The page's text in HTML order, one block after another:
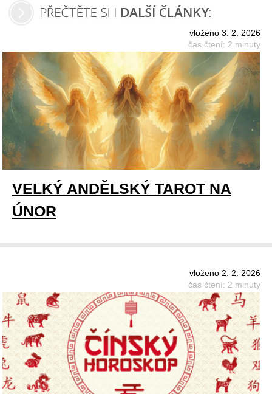
vloženo 3. 2. 2026
čas čtení: 2 minuty
VELKÝ ANDĚLSKÝ TAROT NA
ÚNOR
vloženo 2. 2. 2026
čas čtení: 2 minuty